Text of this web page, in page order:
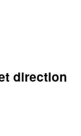
direction